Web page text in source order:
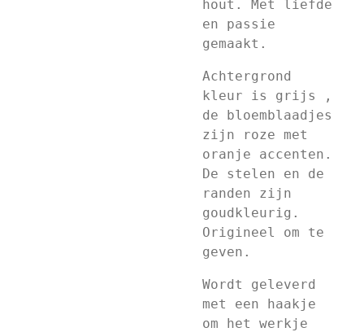
hout. Met liefde
en passie
gemaakt.
Achtergrond
kleur is grijs ,
de bloemblaadjes
zijn roze met
oranje accenten.
De stelen en de
randen zijn
goudkleurig.
Origineel om te
geven.
Wordt geleverd
met een haakje
om het werkje